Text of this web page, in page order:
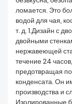
ломается. Это
водой для чая,
т. д. 1.Дизайн с
двойными
нержавеющей
течение 24
предотвращая
конденсата. Он
производства и
Изолированные